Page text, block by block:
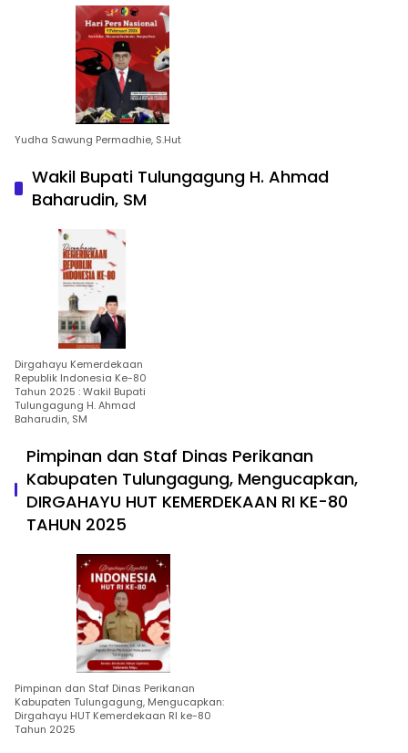
Yudha Sawung Permadhie, S.Hut
Wakil Bupati Tulungagung H. Ahmad
Baharudin, SM
Dirgahayu Kemerdekaan
Republik Indonesia Ke-80
Tahun 2025 : Wakil Bupati
Tulungagung H. Ahmad
Baharudin, SM
Pimpinan dan Staf Dinas Perikanan
Kabupaten Tulungagung, Mengucapkan,
DIRGAHAYU HUT KEMERDEKAAN RI KE-80
TAHUN 2025
Pimpinan dan Staf Dinas Perikanan
Kabupaten Tulungagung, Mengucapkan:
Dirgahayu HUT Kemerdekaan RI ke-80
Tahun 2025